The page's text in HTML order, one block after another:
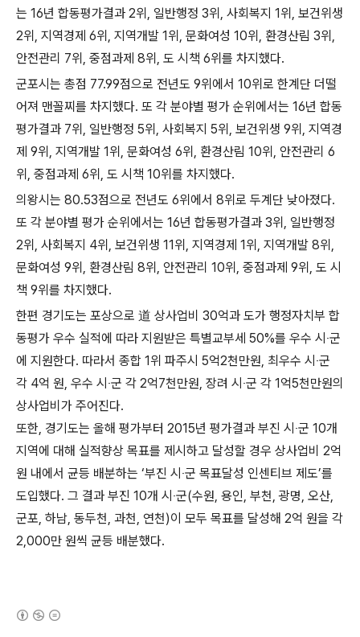
는 16년 합동평가결과 2위, 일반행정 3위, 사회복지 1위, 보건위생
2위, 지역경제 6위, 지역개발 1위, 문화여성 10위, 환경산림 3위,
안전관리 7위, 중점과제 8위, 도 시책 6위를 차지했다.
군포시는 총점 77.99점으로 전년도 9위에서 10위로 한계단 더떨
어져 맨꼴찌를 차지했다. 또 각 분야별 평가 순위에서는 16년 합동
평가결과 7위, 일반행정 5위, 사회복지 5위, 보건위생 9위, 지역경
제 9위, 지역개발 1위, 문화여성 6위, 환경산림 10위, 안전관리 6
위, 중점과제 6위, 도 시책 10위를 차지했다.
의왕시는 80.53점으로 전년도 6위에서 8위로 두계단 낮아졌다.
또 각 분야별 평가 순위에서는 16년 합동평가결과 3위, 일반행정
2위, 사회복지 4위, 보건위생 11위, 지역경제 1위, 지역개발 8위,
문화여성 9위, 환경산림 8위, 안전관리 10위, 중점과제 9위, 도 시
책 9위를 차지했다.
한편 경기도는 포상으로 道 상사업비 30억과 도가 행정자치부 합
동평가 우수 실적에 따라 지원받은 특별교부세 50%를 우수 시‧군
에 지원한다. 따라서 종합 1위 파주시 5억2천만원, 최우수 시‧군
각 4억 원, 우수 시‧군 각 2억7천만원, 장려 시‧군 각 1억5천만원의
상사업비가 주어진다.
또한, 경기도는 올해 평가부터 2015년 평가결과 부진 시‧군 10개
지역에 대해 실적향상 목표를 제시하고 달성할 경우 상사업비 2억
원 내에서 균등 배분하는 ‘부진 시‧군 목표달성 인센티브 제도’를
도입했다. 그 결과 부진 10개 시‧군(수원, 용인, 부천, 광명, 오산,
군포, 하남, 동두천, 과천, 연천)이 모두 목표를 달성해 2억 원을 각
2,000만 원씩 균등 배분했다.